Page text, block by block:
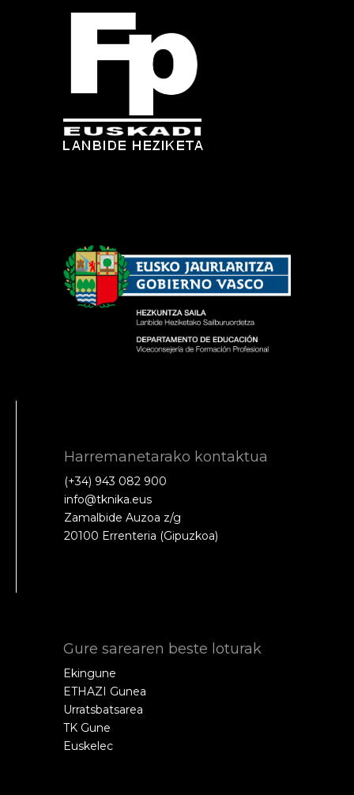
Harremanetarako kontaktua
(+34) 943 082 900
info@tknika.eus
Zamalbide Auzoa z/g
20100 Errenteria (Gipuzkoa)
Gure sarearen beste loturak
Ekingune
ETHAZI Gunea
Urratsbatsarea
TK Gune
Euskelec